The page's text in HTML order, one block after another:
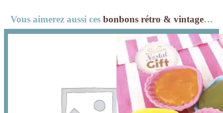
Vous aimerez aussi ces bonbons rétro & vintage…